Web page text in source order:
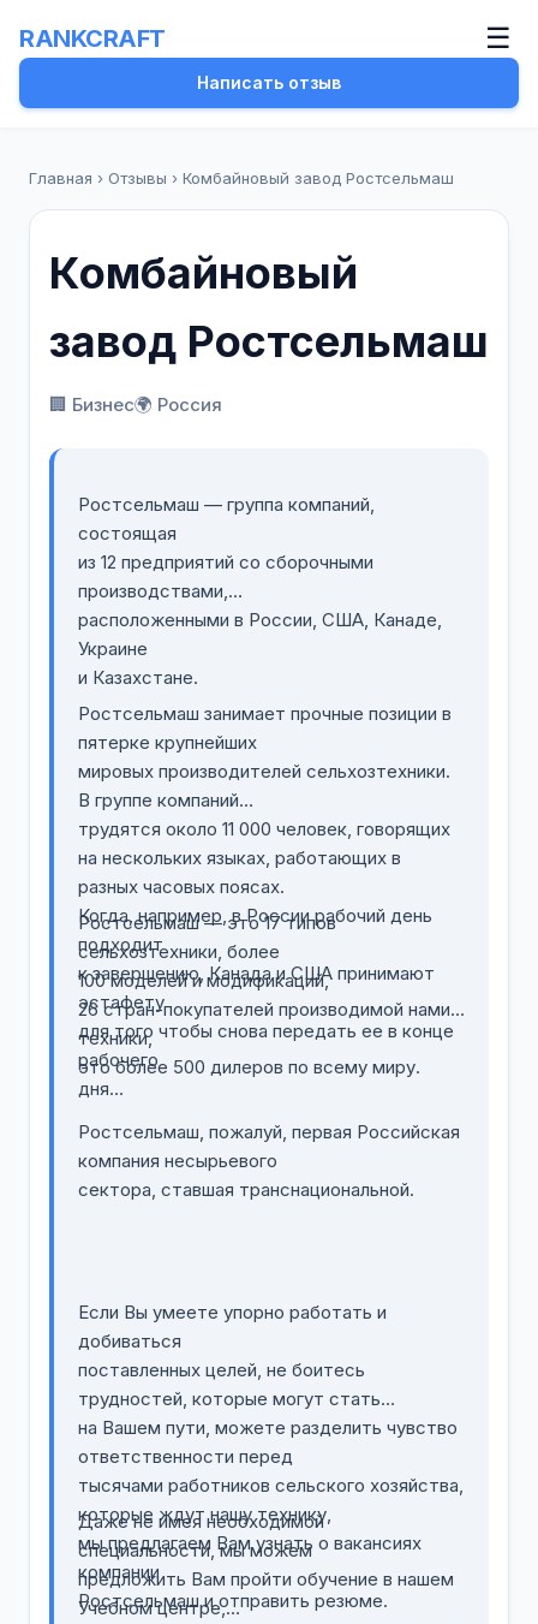
RANKCRAFT ☰
Написать отзыв
Главная › Отзывы › Комбайновый завод Ростсельмаш
Комбайновый
завод Ростсельмаш
🏢 Бизнес🌍 Россия
Ростсельмаш — группа компаний,
состоящая
из 12 предприятий со сборочными
производствами,
расположенными в России, США, Канаде,
Украине
и Казахстане.
Ростсельмаш занимает прочные позиции в
пятерке крупнейших
мировых производителей сельхозтехники.
В группе компаний
трудятся около 11 000 человек, говорящих
на нескольких языках, работающих в
разных часовых поясах.
Когда, например, в России рабочий день
подходит
к завершению, Канада и США принимают
эстафету
для того чтобы снова передать ее в конце
рабочего
дня…
Ростсельмаш — это 17 типов
сельхозтехники, более
100 моделей и модификаций,
26 стран-покупателей производимой нами
техники,
это более 500 дилеров по всему миру.
Ростсельмаш, пожалуй, первая Российская
компания несырьевого
сектора, ставшая транснациональной.
Если Вы умеете упорно работать и
добиваться
поставленных целей, не боитесь
трудностей, которые могут стать
на Вашем пути, можете разделить чувство
ответственности перед
тысячами работников сельского хозяйства,
которые ждут нашу технику,
мы предлагаем Вам узнать о вакансиях
компании
Ростсельмаш и отправить резюме.
Даже не имея необходимой
специальности, мы можем
предложить Вам пройти обучение в нашем
Учебном центре,